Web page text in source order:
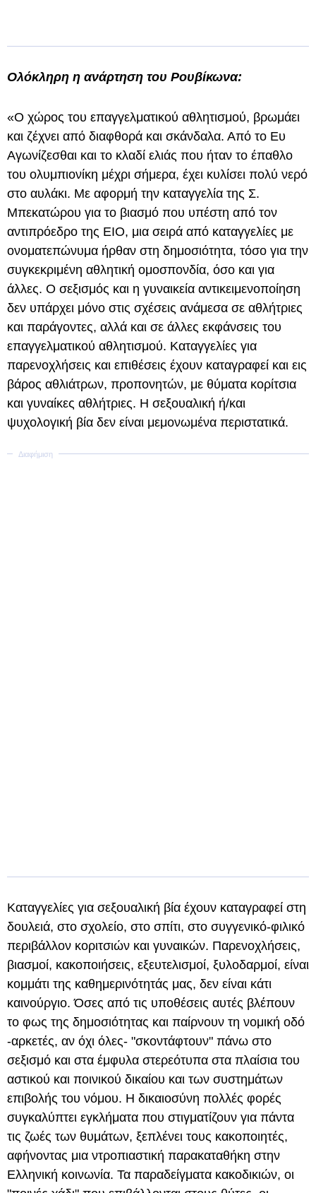
Ολόκληρη η ανάρτηση του Ρουβίκωνα:
«Ο χώρος του επαγγελματικού αθλητισμού, βρωμάει
και ζέχνει από διαφθορά και σκάνδαλα. Από το Ευ
Αγωνίζεσθαι και το κλαδί ελιάς που ήταν το έπαθλο
του ολυμπιονίκη μέχρι σήμερα, έχει κυλίσει πολύ νερό
στο αυλάκι. Με αφορμή την καταγγελία της Σ.
Μπεκατώρου για το βιασμό που υπέστη από τον
αντιπρόεδρο της ΕΙΟ, μια σειρά από καταγγελίες με
ονοματεπώνυμα ήρθαν στη δημοσιότητα, τόσο για την
συγκεκριμένη αθλητική ομοσπονδία, όσο και για
άλλες. Ο σεξισμός και η γυναικεία αντικειμενοποίηση
δεν υπάρχει μόνο στις σχέσεις ανάμεσα σε αθλήτριες
και παράγοντες, αλλά και σε άλλες εκφάνσεις του
επαγγελματικού αθλητισμού. Καταγγελίες για
παρενοχλήσεις και επιθέσεις έχουν καταγραφεί και εις
βάρος αθλιάτρων, προπονητών, με θύματα κορίτσια
και γυναίκες αθλήτριες. Η σεξουαλική ή/και
ψυχολογική βία δεν είναι μεμονωμένα περιστατικά.
Καταγγελίες για σεξουαλική βία έχουν καταγραφεί στη
δουλειά, στο σχολείο, στο σπίτι, στο συγγενικό-φιλικό
περιβάλλον κοριτσιών και γυναικών. Παρενοχλήσεις,
βιασμοί, κακοποιήσεις, εξευτελισμοί, ξυλοδαρμοί, είναι
κομμάτι της καθημερινότητάς μας, δεν είναι κάτι
καινούργιο. Όσες από τις υποθέσεις αυτές βλέπουν
το φως της δημοσιότητας και παίρνουν τη νομική οδό
-αρκετές, αν όχι όλες- "σκοντάφτουν" πάνω στο
σεξισμό και στα έμφυλα στερεότυπα στα πλαίσια του
αστικού και ποινικού δικαίου και των συστημάτων
επιβολής του νόμου. Η δικαιοσύνη πολλές φορές
συγκαλύπτει εγκλήματα που στιγματίζουν για πάντα
τις ζωές των θυμάτων, ξεπλένει τους κακοποιητές,
αφήνοντας μια ντροπιαστική παρακαταθήκη στην
Ελληνική κοινωνία. Τα παραδείγματα κακοδικιών, οι